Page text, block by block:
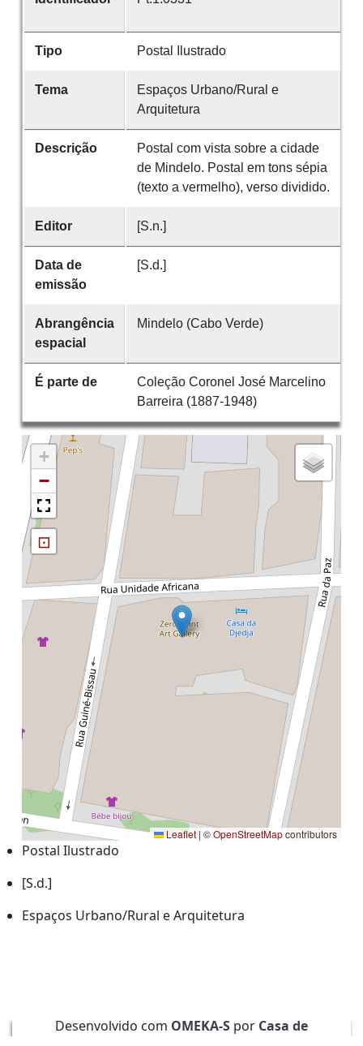
Tipo Postal Ilustrado
Tema
Espaços Urbano/Rural e
Arquitetura
Descrição
Postal com vista sobre a cidade
de Mindelo. Postal em tons sépia
(texto a vermelho), verso dividido.
Editor [S.n.]
Data de
emissão
[S.d.]
Abrangência
espacial
Mindelo (Cabo Verde)
É parte de
Coleção Coronel José Marcelino
Barreira (1887-1948)
+
−
⊡
Leaflet | ©OpenStreetMapcontributors
Postal Ilustrado
[S.d.]
Espaços Urbano/Rural e Arquitetura
Desenvolvido com OMEKA-S por Casa de